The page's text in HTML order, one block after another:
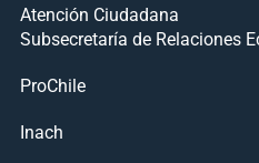
Atención Ciudadana
Subsecretaría de Relaciones
ProChile
Inach